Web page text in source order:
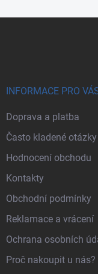
INFORMACE PRO
Doprava a platba
Často kladené otázky
Hodnocení obchodu
Kontakty
Obchodní podmínky
Reklamace a vrácení
Ochrana osobních
Proč nakoupit u nás?